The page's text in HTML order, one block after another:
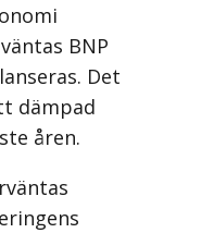
BNP
Det
dämpad
åren.